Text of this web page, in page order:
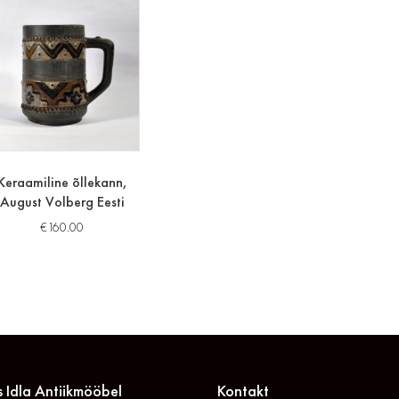
õllekann,
August Volberg Eesti
€160.00
Idla Antiikmööbel Kontakt